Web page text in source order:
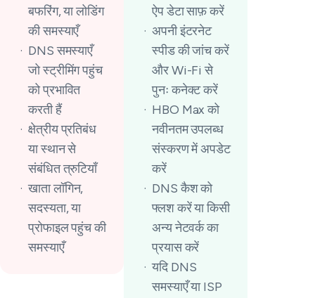
बफरिंग, या लोडिंग
की समस्याएँ
DNS समस्याएँ
जो स्ट्रीमिंग पहुंच
को प्रभावित
करती हैं
क्षेत्रीय प्रतिबंध
या स्थान से
संबंधित त्रुटियाँ
खाता लॉगिन,
सदस्यता, या
प्रोफाइल पहुंच की
समस्याएँ
ऐप डेटा साफ़ करें
अपनी इंटरनेट
स्पीड की जांच करें
और Wi-Fi से
पुनः कनेक्ट करें
HBO Max को
नवीनतम उपलब्ध
संस्करण में अपडेट
करें
DNS कैश को
फ्लश करें या किसी
अन्य नेटवर्क का
प्रयास करें
यदि DNS
समस्याएँ या ISP